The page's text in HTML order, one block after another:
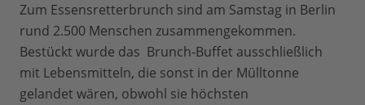
Zum Essensretterbrunch sind am Samstag in Berlin
rund 2.500 Menschen zusammengekommen.
Bestückt wurde das Brunch-Buffet ausschließlich
mit Lebensmitteln, die sonst in der Mülltonne
gelandet wären, obwohl sie höchsten